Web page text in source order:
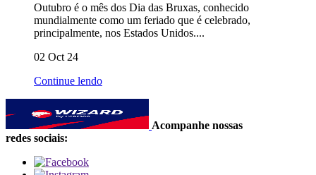
Outubro é o mês dos Dia das Bruxas, conhecido
mundialmente como um feriado que é celebrado,
principalmente, nos Estados Unidos....
02 Oct 24
Continue lendo
Acompanhe nossas
redes sociais: